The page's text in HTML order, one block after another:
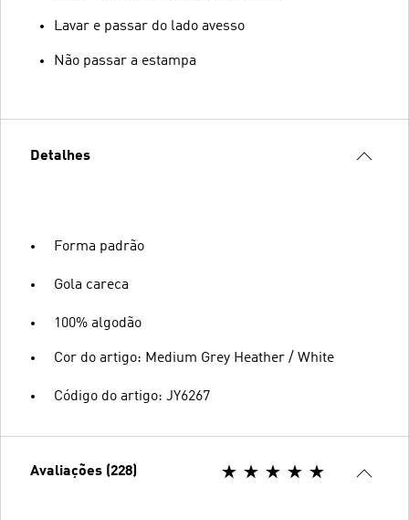
Lavar e passar do lado avesso
Não passar a estampa
Detalhes
Forma padrão
Gola careca
100% algodão
Cor do artigo: Medium Grey Heather / White
Código do artigo: JY6267
Avaliações (228)